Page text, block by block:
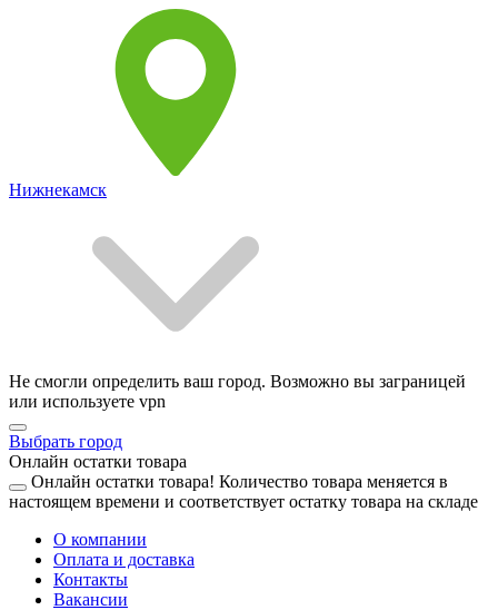
Нижнекамск
Не смогли определить ваш город. Возможно вы заграницей
или используете vpn
Выбрать город
Онлайн остатки товара
Онлайн остатки товара! Количество товара меняется в
настоящем времени и соответствует остатку товара на складе
О компании
Оплата и доставка
Контакты
Вакансии